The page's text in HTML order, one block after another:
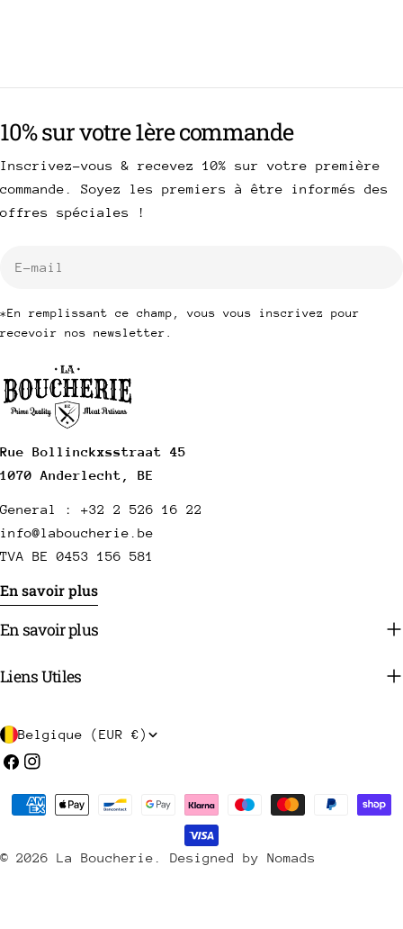
Rue Bollinckxsstraat 45
1070 Anderlecht, BE
General : +32 2 526 16 22
info@laboucherie.be
TVA BE 0453 156 581
En savoir plus
En savoir plus
Liens Utiles
10% sur votre 1ère commande
Inscrivez-vous & recevez 10% sur votre première
commande. Soyez les premiers à être informés des
offres spéciales !
*En remplissant ce champ, vous vous inscrivez pour
recevoir nos newsletter.
P
a
/
Belgique (EUR €)
Facebook
Instagram
© 2026 La Boucherie Designed by Nomads
Méthodes
payement